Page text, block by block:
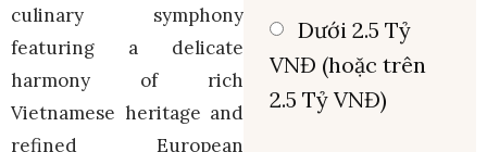
culinary symphony
featuring a delicate
harmony of rich
Vietnamese heritage and
refined European
Dưới 2.5 Tỷ
VNĐ (hoặc trên
2.5 Tỷ VNĐ)